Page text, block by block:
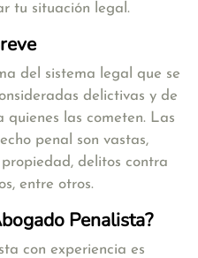
tu situación legal.
del sistema legal que se
delictivas y de
quienes las cometen. Las
penal son vastas,
delitos contra
entre otros.
Penalista?
con experiencia es